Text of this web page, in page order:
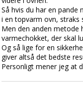
Så hvis du har en pande
i en topvarm ovn, straks
Men den anden metode
varmechokket, der skal
Og så lige for en
giver altså det bedste
Personligt mener jeg at